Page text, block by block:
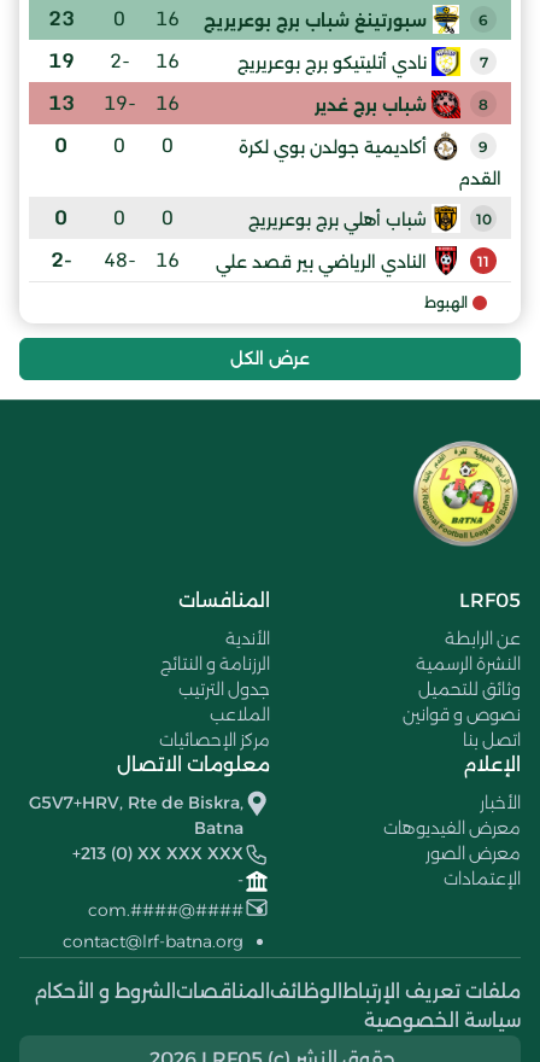
6 سبورتينغ شباب برج بوعريريج 16
0
23
7 نادي أتليتيكو برج بوعريريج 16
-2
19
8 شباب برج غدير 16
-19
13
9
أكاديمية جولدن بوي لكرة
القدم
0
0
0
10 شباب أهلي برج بوعريريج 0
0
0
11 النادي الرياضي بير قصد علي 16
-48
-2
الهبوط
عرض الكل
LRF05
عن الرابطة
النشرة الرسمية
وثائق للتحميل
نصوص و قوانين
اتصل بنا
المنافسات
الأندية
الرزنامة و النتائج
جدول الترتيب
الملاعب
مركز الإحصائيات
الإعلام
الأخبار
معرض الفيديوهات
معرض الصور
الإعتمادات
معلومات الاتصال
G5V7+HRV, Rte de Biskra,
Batna
+213 (0) XX XXX XXX
-
####@####.com
contact@lrf-batna.org
ملفات تعريف الإرتباط الوظائف المناقصات الشروط و الأحكام
سياسة الخصوصية